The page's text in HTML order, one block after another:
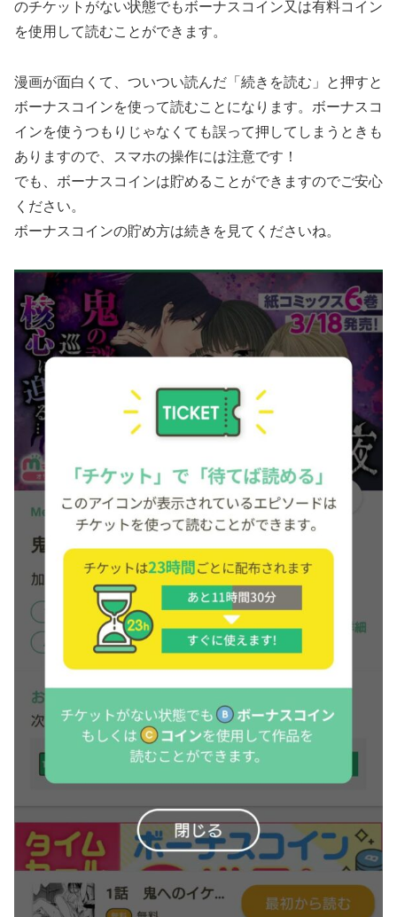
のチケットがない状態でもボーナスコイン又は有料コイン
を使用して読むことができます。
漫画が面白くて、ついつい読んだ「続きを読む」と押すと
ボーナスコインを使って読むことになります。ボーナスコ
インを使うつもりじゃなくても誤って押してしまうときも
ありますので、スマホの操作には注意です！
でも、ボーナスコインは貯めることができますのでご安心
ください。
ボーナスコインの貯め方は続きを見てくださいね。